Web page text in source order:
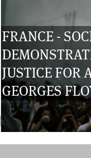
FRANCE -
JUSTICE FOR
GEORGES
Formulaire de
Recherche